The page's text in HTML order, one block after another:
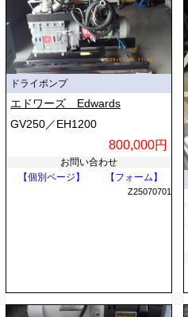
ドライポンプ
エドワーズ Edwards
GV250／EH1200
800,000円
お問い合わせ
【個別ページ】
【フォーム】
Z25070701